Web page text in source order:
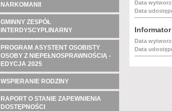
NARKOMANII
GMINNY ZESPÓŁ
INTERDYSCYPLINARNY
PROGRAM ASYSTENT OSOBISTY
OSOBY Z NIEPEŁNOSPRAWNOŚCIĄ -
EDYCJA 2025
WSPIERANIE RODZINY
RAPORT O STANIE ZAPEWNIENIA
DOSTĘPNOŚCI
Data
Data
Data
Data